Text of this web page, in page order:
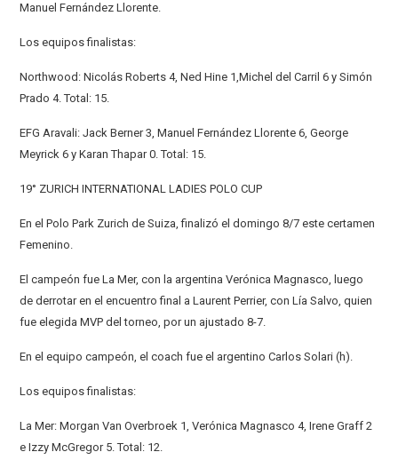
Manuel Fernández Llorente.
Los equipos finalistas:
Northwood: Nicolás Roberts 4, Ned Hine 1,Michel del Carril 6 y Simón
Prado 4. Total: 15.
EFG Aravali: Jack Berner 3, Manuel Fernández Llorente 6, George
Meyrick 6 y Karan Thapar 0. Total: 15.
19° ZURICH INTERNATIONAL LADIES POLO CUP
En el Polo Park Zurich de Suiza, finalizó el domingo 8/7 este certamen
Femenino.
El campeón fue La Mer, con la argentina Verónica Magnasco, luego
de derrotar en el encuentro final a Laurent Perrier, con Lía Salvo, quien
fue elegida MVP del torneo, por un ajustado 8-7.
En el equipo campeón, el coach fue el argentino Carlos Solari (h).
Los equipos finalistas:
La Mer: Morgan Van Overbroek 1, Verónica Magnasco 4, Irene Graff 2
e Izzy McGregor 5. Total: 12.